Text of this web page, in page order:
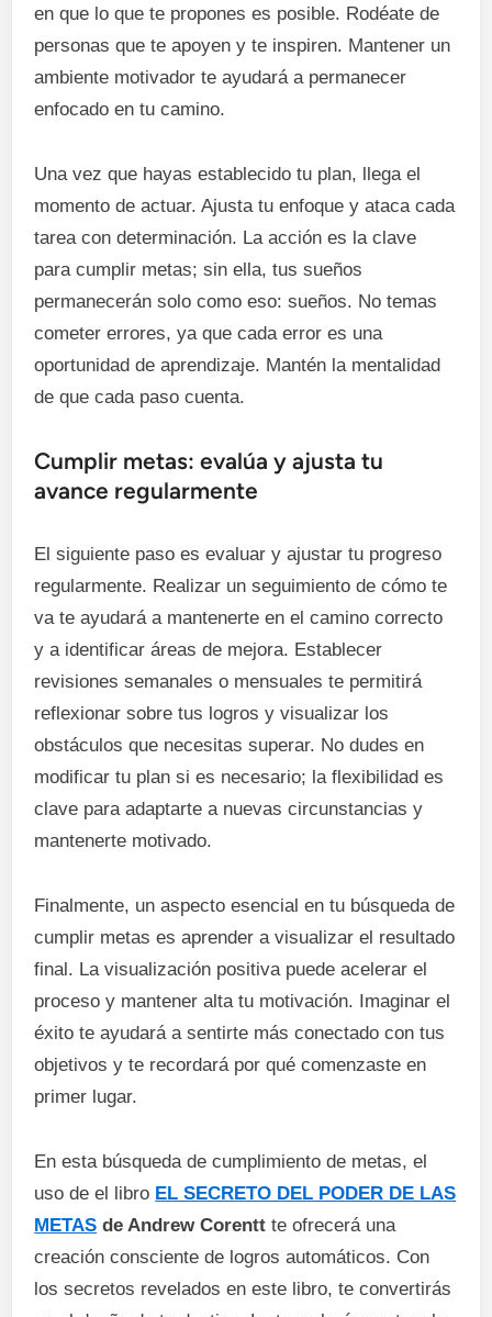
en que lo que te propones es posible. Rodéate de
personas que te apoyen y te inspiren. Mantener un
ambiente motivador te ayudará a permanecer
enfocado en tu camino.
Una vez que hayas establecido tu plan, llega el
momento de actuar. Ajusta tu enfoque y ataca cada
tarea con determinación. La acción es la clave
para cumplir metas; sin ella, tus sueños
permanecerán solo como eso: sueños. No temas
cometer errores, ya que cada error es una
oportunidad de aprendizaje. Mantén la mentalidad
de que cada paso cuenta.
Cumplir metas: evalúa y ajusta tu
avance regularmente
El siguiente paso es evaluar y ajustar tu progreso
regularmente. Realizar un seguimiento de cómo te
va te ayudará a mantenerte en el camino correcto
y a identificar áreas de mejora. Establecer
revisiones semanales o mensuales te permitirá
reflexionar sobre tus logros y visualizar los
obstáculos que necesitas superar. No dudes en
modificar tu plan si es necesario; la flexibilidad es
clave para adaptarte a nuevas circunstancias y
mantenerte motivado.
Finalmente, un aspecto esencial en tu búsqueda de
cumplir metas es aprender a visualizar el resultado
final. La visualización positiva puede acelerar el
proceso y mantener alta tu motivación. Imaginar el
éxito te ayudará a sentirte más conectado con tus
objetivos y te recordará por qué comenzaste en
primer lugar.
En esta búsqueda de cumplimiento de metas, el
uso de el libro EL SECRETO DEL PODER DE LAS
METAS de Andrew Corentt te ofrecerá una
creación consciente de logros automáticos. Con
los secretos revelados en este libro, te convertirás